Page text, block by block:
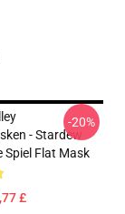
- Stardew
Spiel Flat Mask
£
-20%